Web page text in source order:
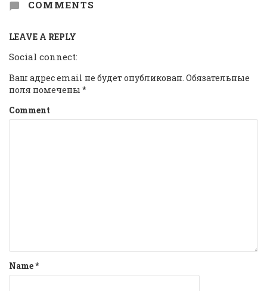
COMMENTS
LEAVE A REPLY
Social connect:
Ваш адрес email не будет опубликован. Обязательные
поля помечены *
Comment
Name*